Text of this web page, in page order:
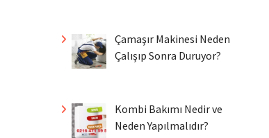
Çamaşır Makinesi Neden
Çalışıp Sonra Duruyor?
Kombi Bakımı Nedir ve
Neden Yapılmalıdır?